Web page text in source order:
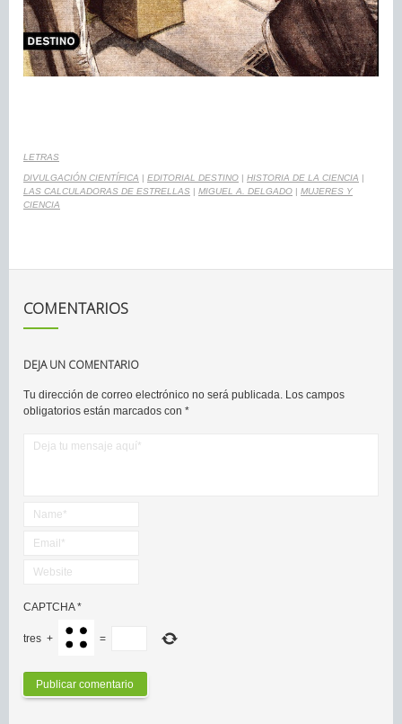
LETRAS
DIVULGACIÓN CIENTÍFICA | EDITORIAL DESTINO | HISTORIA DE LA CIENCIA |
LAS CALCULADORAS DE ESTRELLAS | MIGUEL A. DELGADO | MUJERES Y
CIENCIA
COMENTARIOS
DEJA UN COMENTARIO
Tu dirección de correo electrónico no será publicada. Los campos
obligatorios están marcados con *
CAPTCHA*
tres + =